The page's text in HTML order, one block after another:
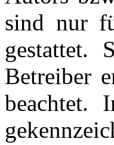
sind nur
gestattet.
Betreiber
beachtet.